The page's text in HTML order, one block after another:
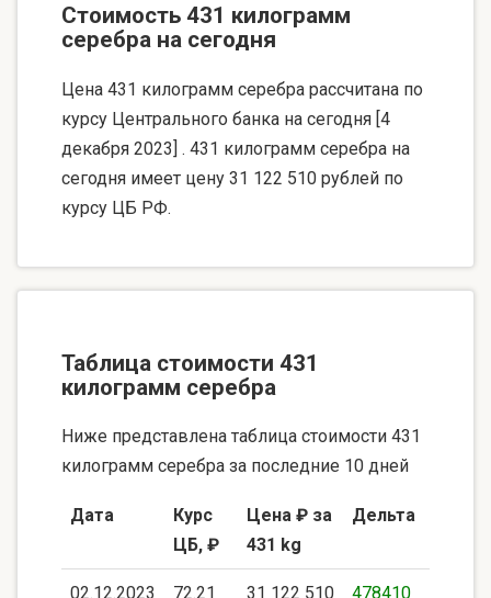
Стоимость 431 килограмм
серебра на сегодня
Цена 431 килограмм серебра рассчитана по
курсу Центрального банка на сегодня [4
декабря 2023] . 431 килограмм серебра на
сегодня имеет цену 31 122 510 рублей по
курсу ЦБ РФ.
Таблица стоимости 431
килограмм серебра
Ниже представлена таблица стоимости 431
килограмм серебра за последние 10 дней
Дата
Курс
ЦБ, ₽
Цена ₽ за
431 kg
Дельта
02.12.2023 72.21 31 122 510 478410